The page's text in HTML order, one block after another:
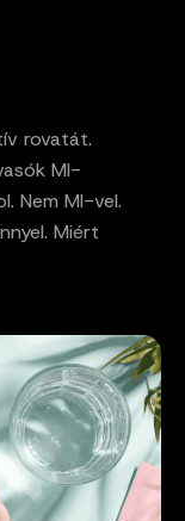
rovatát.
MI-
Nem MI-vel.
Miért